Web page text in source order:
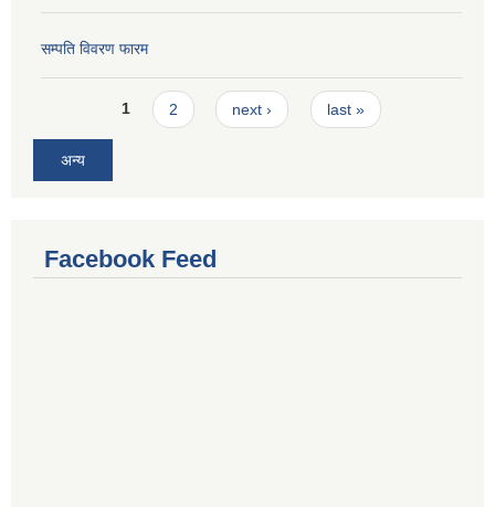
सम्पति विवरण फारम
Pages1 2 next › last »
अन्य
Facebook Feed